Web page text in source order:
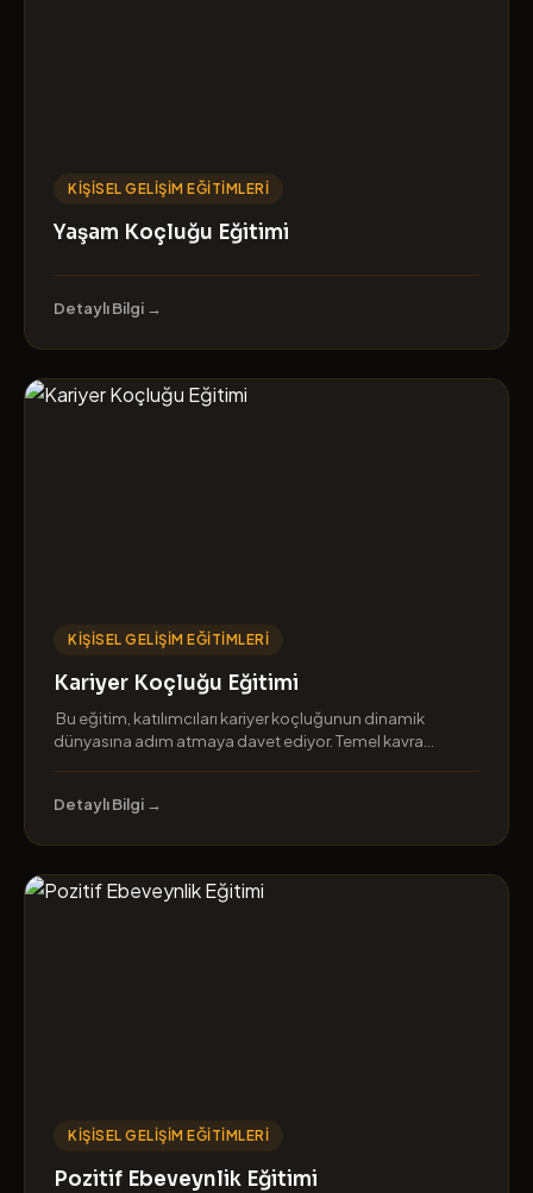
KIŞISEL GELIŞIM EĞITIMLERI
Yaşam Koçluğu Eğitimi
Detaylı Bilgi →
KIŞISEL GELIŞIM EĞITIMLERI
Kariyer Koçluğu Eğitimi
Bu eğitim, katılımcıları kariyer koçluğunun dinamik
dünyasına adım atmaya davet ediyor. Temel kavra...
Detaylı Bilgi →
KIŞISEL GELIŞIM EĞITIMLERI
Pozitif Ebeveynlik Eğitimi